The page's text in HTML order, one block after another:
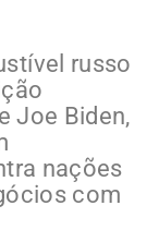
russo
Joe Biden,
nações
com